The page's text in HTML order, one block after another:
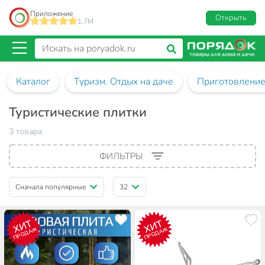
Приложение
1.7M
Открыть
Каталог Туризм. Отдых на даче
Туристические плитки
3 товара
ФИЛЬТРЫ
Сначала популярные 32
ХИТ
ПРОДАЖ ХИТ
ПРОДАЖ